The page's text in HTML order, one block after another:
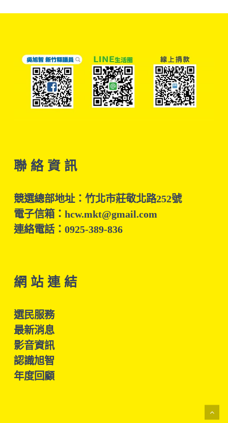
聯 絡 資 訊
競選總部地址：竹北市莊敬北路252號
電子信箱：hcw.mkt@gmail.com
連絡電話：0925-389-836
網 站 連 結
選民服務
最新消息
影音資訊
認識旭智
年度回顧